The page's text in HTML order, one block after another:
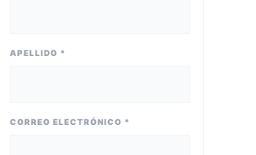
APELLIDO *
CORREO ELECTRÓNICO *